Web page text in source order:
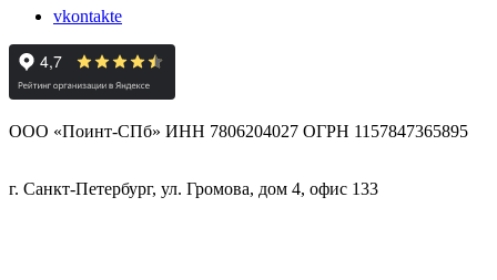
vkontakte
ООО «Поинт-СПб» ИНН 7806204027 ОГРН 1157847365895
г. Санкт-Петербург, ул. Громова, дом 4, офис 133